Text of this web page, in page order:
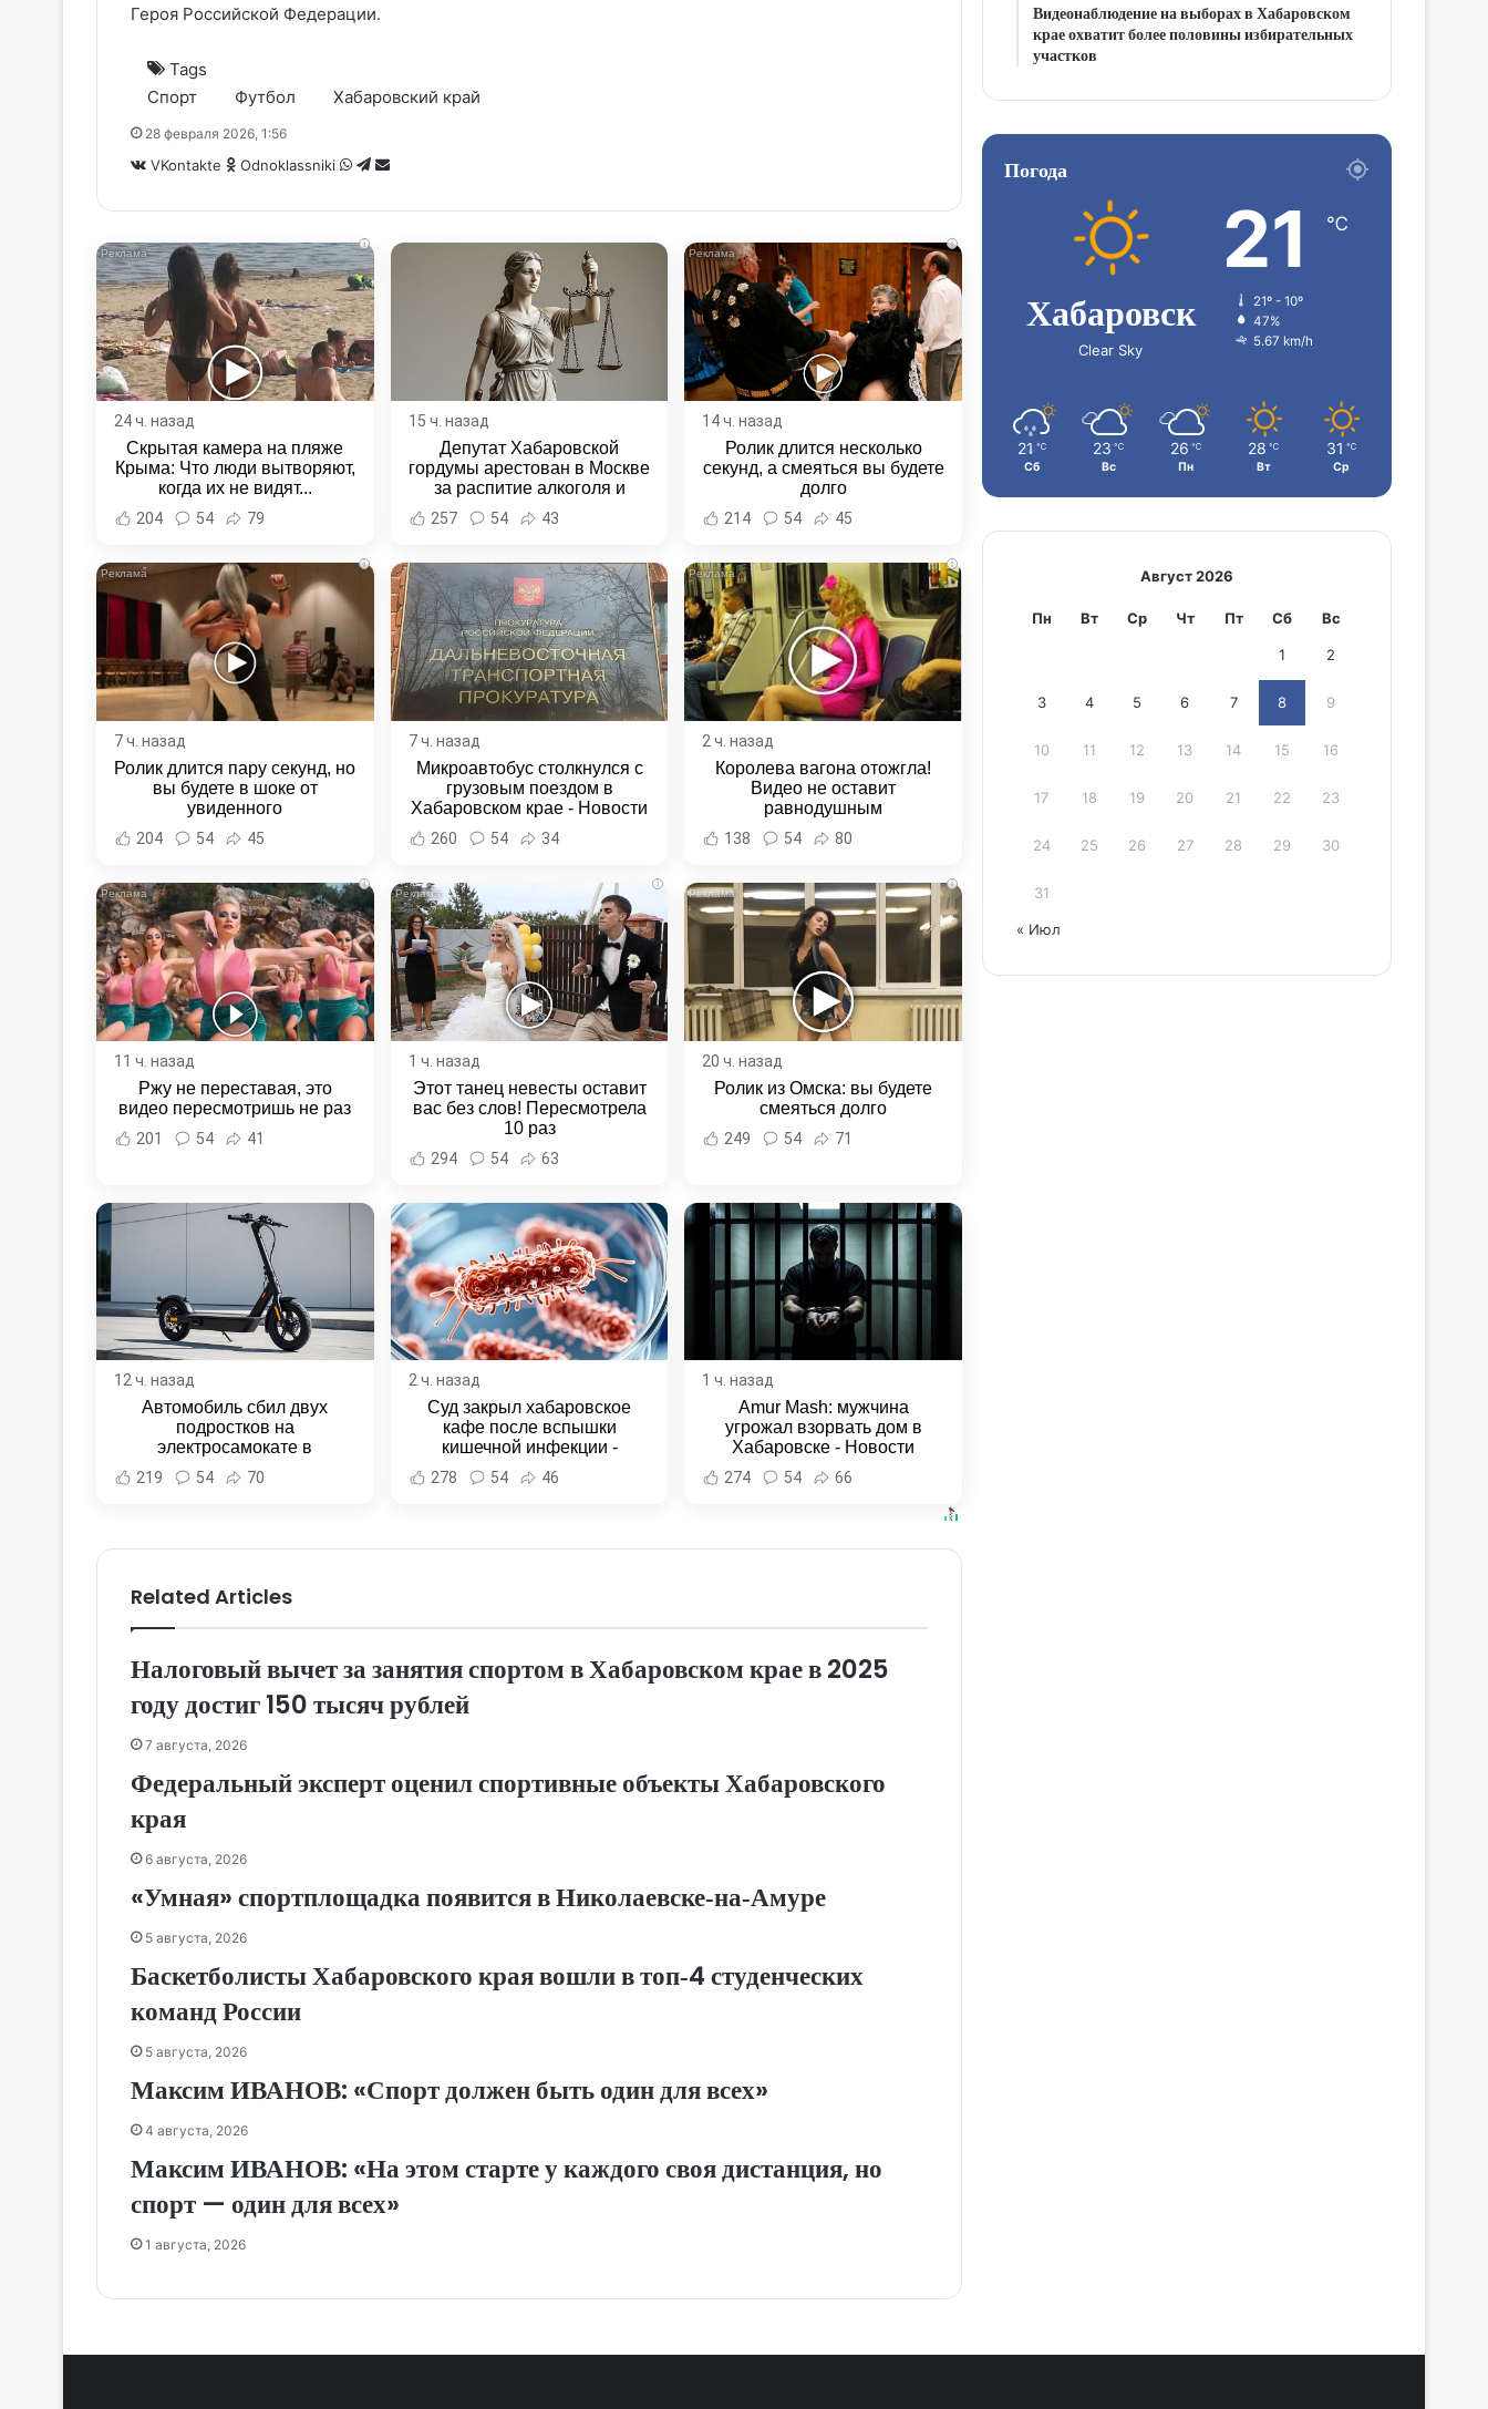
Героя Российской Федерации.
Tags
Спорт
Футбол Хабаровский край
28 февраля 2026, 1:56
VKontakte Odnoklassniki WhatsApp
Telegram
Share
Email
i
24 ч. назад
Скрытая камера на пляже
Крыма: Что люди вытворяют,
когда их не видят...
204 54 79
15 ч. назад
Депутат Хабаровской
гордумы арестован в Москве
за распитие алкоголя и
неповиновение полиции -
Новости Хабаровска и
257 54 43
i
14 ч. назад
Ролик длится несколько
секунд, а смеяться вы будете
долго
214 54 45
i
7 ч. назад
Ролик длится пару секунд, но
вы будете в шоке от
увиденного
204 54 45
7 ч. назад
Микроавтобус столкнулся с
грузовым поездом в
Хабаровском крае - Новости
Хабаровска и Хабаровского
края
260 54 34
i
2 ч. назад
Королева вагона отожгла!
Видео не оставит
равнодушным
138 54 80
i
11 ч. назад
Ржу не переставая, это
видео пересмотришь не раз
201 54 41
i
1 ч. назад
Этот танец невесты оставит
вас без слов! Пересмотрела
10 раз
294 54 63
i
20 ч. назад
Ролик из Омска: вы будете
смеяться долго
249 54 71
12 ч. назад
Автомобиль сбил двух
подростков на
электросамокате в
Комсомольске-на-Амуре -
Новости Хабаровска и
219 54 70
2 ч. назад
Суд закрыл хабаровское
кафе после вспышки
кишечной инфекции -
Новости Хабаровска и
Хабаровского края
278 54 46
1 ч. назад
Amur Mash: мужчина
угрожал взорвать дом в
Хабаровске - Новости
Хабаровска и Хабаровского
края
274 54 66
Related Articles
Налоговый вычет за занятия спортом в Хабаровском крае в 2025
году достиг 150 тысяч рублей
7 августа, 2026
Федеральный эксперт оценил спортивные объекты Хабаровского
края
6 августа, 2026
«Умная» спортплощадка появится в Николаевске‑на‑Амуре
5 августа, 2026
Баскетболисты Хабаровского края вошли в топ‑4 студенческих
команд России
5 августа, 2026
Максим ИВАНОВ: «Спорт должен быть один для всех»
4 августа, 2026
Максим ИВАНОВ: «На этом старте у каждого своя дистанция, но
спорт — один для всех»
1 августа, 2026
Видеонаблюдение на выборах в Хабаровском
крае охватит более половины избирательных
участков
Погода
Хабаровск
Clear Sky
21 ℃
21º - 10º
47%
5.67 km/h
21 ℃
Сб
23 ℃
Вс
26 ℃
Пн
28 ℃
Вт
31 ℃
Ср
Август 2026
Пн Вт Ср Чт Пт Сб Вс
1 2
3 4 5 6 7 8 9
10 11 12 13 14 15 16
17 18 19 20 21 22 23
24 25 26 27 28 29 30
31
« Июл